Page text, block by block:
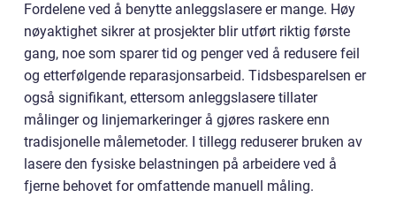
Fordelene ved å benytte anleggslasere er mange. Høy
nøyaktighet sikrer at prosjekter blir utført riktig første
gang, noe som sparer tid og penger ved å redusere feil
og etterfølgende reparasjonsarbeid. Tidsbesparelsen er
også signifikant, ettersom anleggslasere tillater
målinger og linjemarkeringer å gjøres raskere enn
tradisjonelle målemetoder. I tillegg reduserer bruken av
lasere den fysiske belastningen på arbeidere ved å
fjerne behovet for omfattende manuell måling.